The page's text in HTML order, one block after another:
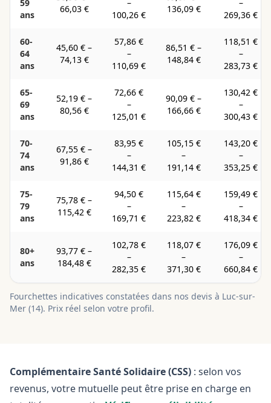
59
ans
66,03 €
–
100,26 €
136,09 €
–
269,36 €
60-
64
ans
45,60 € –
74,13 €
57,86 €
–
110,69 €
86,51 € –
148,84 €
118,51 €
–
283,73 €
65-
69
ans
52,19 € –
80,56 €
72,66 €
–
125,01 €
90,09 € –
166,66 €
130,42 €
–
300,43 €
70-
74
ans
67,55 € –
91,86 €
83,95 €
–
144,31 €
105,15 €
–
191,14 €
143,20 €
–
353,25 €
75-
79
ans
75,78 € –
115,42 €
94,50 €
–
169,71 €
115,64 €
–
223,82 €
159,49 €
–
418,34 €
80+
ans
93,77 € –
184,48 €
102,78 €
–
282,35 €
118,07 €
–
371,30 €
176,09 €
–
660,84 €
Fourchettes indicatives constatées dans nos devis à Luc-sur-
Mer (14). Prix réel selon votre profil.
Complémentaire Santé Solidaire (CSS) : selon vos
revenus, votre mutuelle peut être prise en charge en